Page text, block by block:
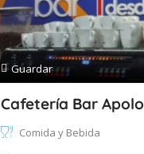
Guardar
Cafetería Bar Apolo
Comida y Bebida